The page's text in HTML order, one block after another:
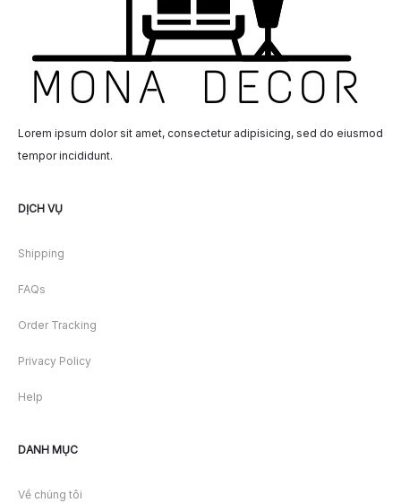
Lorem ipsum dolor sit amet, consectetur adipisicing, sed do eiusmod
tempor incididunt.
DỊCH VỤ
Shipping
FAQs
Order Tracking
Privacy Policy
Help
DANH MỤC
Về chúng tôi